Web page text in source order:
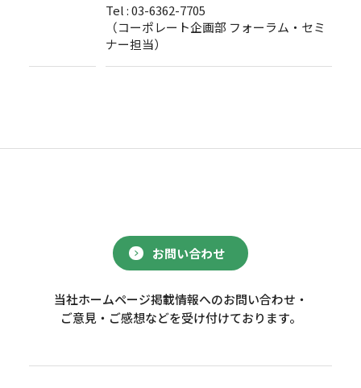
Tel : 03-6362-7705
（コーポレート企画部 フォーラム・セミ
ナー担当）
お問い合わせ
当社ホームページ掲載情報へのお問い合わせ・
ご意見・ご感想などを受け付けております。